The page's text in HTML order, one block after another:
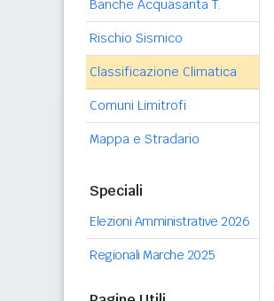
Banche Acquasanta T.
Rischio Sismico
Classificazione Climatica
Comuni Limitrofi
Mappa e Stradario
Speciali
Elezioni Amministrative 2026
Regionali Marche 2025